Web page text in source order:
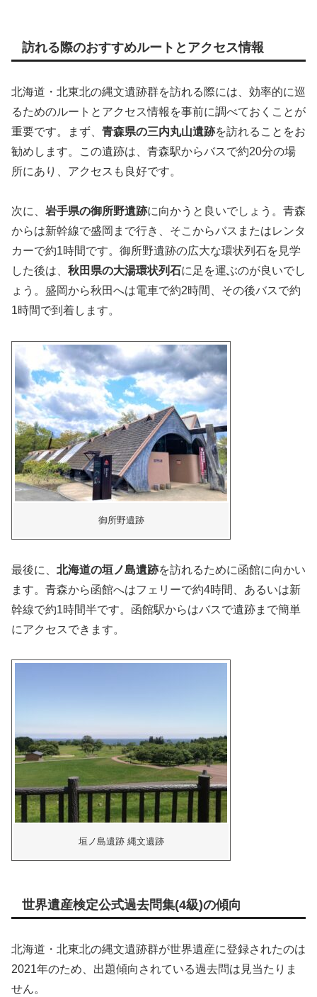
訪れる際のおすすめルートとアクセス情報
北海道・北東北の縄文遺跡群を訪れる際には、効率的に巡
るためのルートとアクセス情報を事前に調べておくことが
重要です。まず、 青森県の三内丸山遺跡を訪れることをお
勧めします。この遺跡は、青森駅からバスで約20分の場
所にあり、アクセスも良好です。
次に、 岩手県の御所野遺跡に向かうと良いでしょう。青森
からは新幹線で盛岡まで行き、そこからバスまたはレンタ
カーで約1時間です。御所野遺跡の広大な環状列石を見学
した後は、 秋田県の大湯環状列石に足を運ぶのが良いでし
ょう。盛岡から秋田へは電車で約2時間、その後バスで約
1時間で到着します。
御所野遺跡
最後に、 北海道の垣ノ島遺跡を訪れるために函館に向かい
ます。青森から函館へはフェリーで約4時間、あるいは新
幹線で約1時間半です。函館駅からはバスで遺跡まで簡単
にアクセスできます。
垣ノ島遺跡 縄文遺跡
世界遺産検定公式過去問集(4級)の傾向
北海道・北東北の縄文遺跡群が世界遺産に登録されたのは
2021年のため、出題傾向されている過去問は見当たりま
せん。